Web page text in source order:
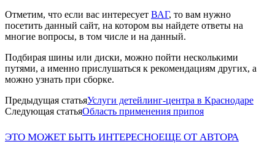
Отметим, что если вас интересует ВАГ, то вам нужно
посетить данный сайт, на котором вы найдете ответы на
многие вопросы, в том числе и на данный.
Подбирая шины или диски, можно пойти несколькими
путями, а именно прислушаться к рекомендациям других, а
можно узнать при сборке.
Предыдущая статьяУслуги детейлинг-центра в Краснодаре
Следующая статьяОбласть применения припоя
ЭТО МОЖЕТ БЫТЬ ИНТЕРЕСНОЕЩЕ ОТ АВТОРА